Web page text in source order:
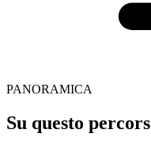
PANORAMICA
Su questo